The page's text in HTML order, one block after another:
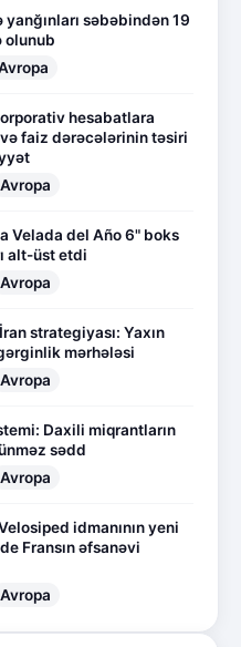
səbəbindən 19
olunub
hesabatlara
faiz dərəcələrinin təsiri
Avropa
Velada del Año 6" boks
alt-üst etdi
Avropa
strategiyası: Yaxın
mərhələsi
Avropa
Daxili miqrantların
sədd
Avropa
idmanının yeni
Fransın əfsanəvi
Avropa